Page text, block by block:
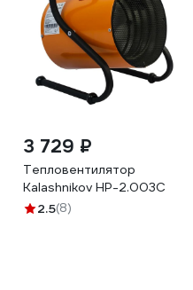
3 729 ₽
Тепловентилятор
Kalashnikov HP-2.003C
2.5(8)